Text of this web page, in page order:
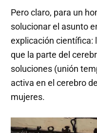
Pero claro, para un
solucionar el asunto
explicación científica:
que la parte del
soluciones (unión
activa en el cerebro
mujeres.